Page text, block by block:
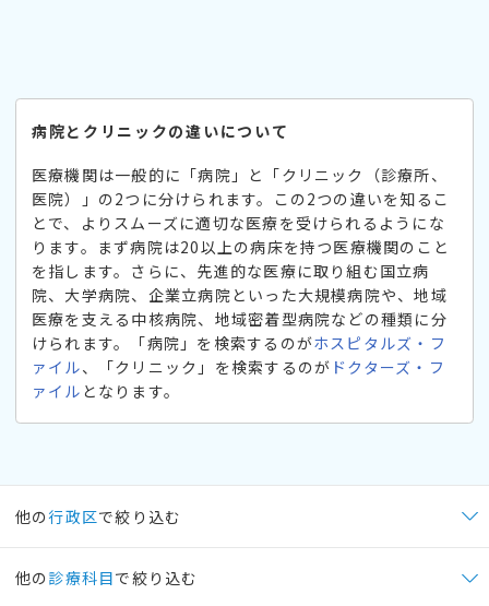
病院とクリニックの違いについて
医療機関は一般的に「病院」と「クリニック（診療所、
医院）」の2つに分けられます。この2つの違いを知るこ
とで、よりスムーズに適切な医療を受けられるようにな
ります。まず病院は20以上の病床を持つ医療機関のこと
を指します。さらに、先進的な医療に取り組む国立病
院、大学病院、企業立病院といった大規模病院や、地域
医療を支える中核病院、地域密着型病院などの種類に分
けられます。「病院」を検索するのがホスピタルズ・フ
ァイル、「クリニック」を検索するのが ドクターズ・フ
ァイル となります。
他の行政区で絞り込む
他の 診療科目で絞り込む